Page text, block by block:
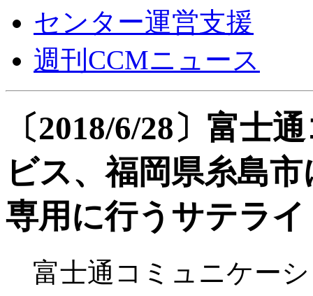
センター運営支援
週刊CCMニュース
〔2018/6/28〕富士
ビス、福岡県糸島
専用に行うサテラ
富士通コミュニケー